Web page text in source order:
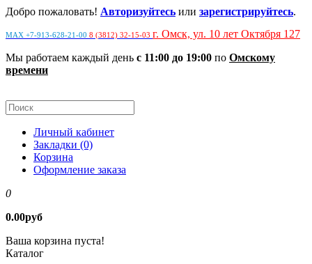
Добро пожаловать! Авторизуйтесь или зарегистрируйтесь.
MAX +7-913-628-21-00 8 (3812) 32-15-03 г. Омск, ул. 10 лет Октября 127
Мы работаем каждый день с 11:00 до 19:00 по Омскому
времени
Личный кабинет
Закладки (0)
Корзина
Оформление заказа
0
0.00руб
Ваша корзина пуста!
Каталог